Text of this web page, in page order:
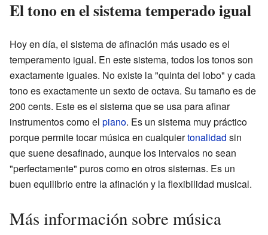
El tono en el sistema temperado igual
Hoy en día, el sistema de afinación más usado es el
temperamento igual. En este sistema, todos los tonos son
exactamente iguales. No existe la "quinta del lobo" y cada
tono es exactamente un sexto de octava. Su tamaño es de
200 cents. Este es el sistema que se usa para afinar
instrumentos como el piano. Es un sistema muy práctico
porque permite tocar música en cualquiertonalidad sin
que suene desafinado, aunque los intervalos no sean
"perfectamente" puros como en otros sistemas. Es un
buen equilibrio entre la afinación y la flexibilidad musical.
Más información sobre música